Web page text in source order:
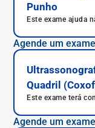
Punho
Este exame ajuda
Agende um exame
Quadril
Este exame terá
Agende um exame